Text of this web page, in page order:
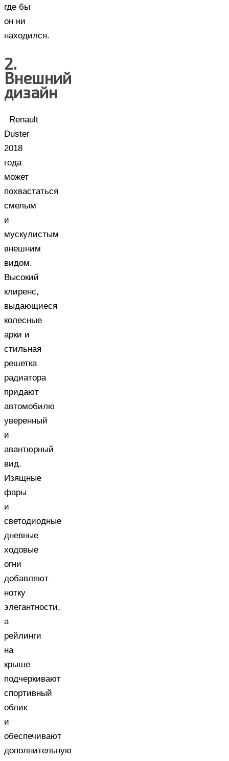
где бы
он ни
находился.
2.
Внешний
дизайн
Renault
Duster
2018
года
может
похвастаться
смелым
и
мускулистым
внешним
видом.
Высокий
клиренс,
выдающиеся
колесные
арки и
стильная
решетка
радиатора
придают
автомобилю
уверенный
и
авантюрный
вид.
Изящные
фары
и
светодиодные
дневные
ходовые
огни
добавляют
нотку
элегантности,
а
рейлинги
на
крыше
подчеркивают
спортивный
облик
и
обеспечивают
дополнительную